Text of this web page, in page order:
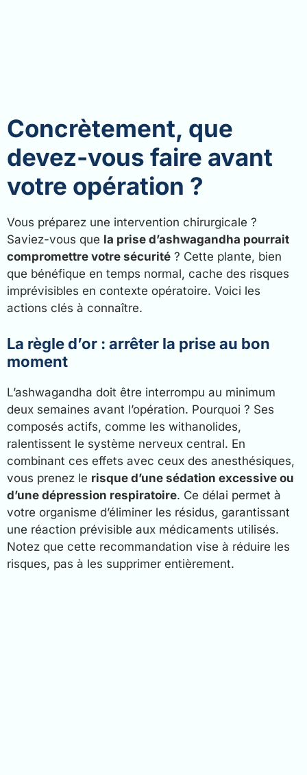
Concrètement, que
devez-vous faire avant
votre opération ?
Vous préparez une intervention chirurgicale ?
Saviez-vous que la prise d’ashwagandha pourrait
compromettre votre sécurité ? Cette plante, bien
que bénéfique en temps normal, cache des risques
imprévisibles en contexte opératoire. Voici les
actions clés à connaître.
La règle d’or : arrêter la prise au bon
moment
L’ashwagandha doit être interrompu au minimum
deux semaines avant l’opération. Pourquoi ? Ses
composés actifs, comme les withanolides,
ralentissent le système nerveux central. En
combinant ces effets avec ceux des anesthésiques,
vous prenez le risque d’une sédation excessive ou
d’une dépression respiratoire. Ce délai permet à
votre organisme d’éliminer les résidus, garantissant
une réaction prévisible aux médicaments utilisés.
Notez que cette recommandation vise à réduire les
risques, pas à les supprimer entièrement.